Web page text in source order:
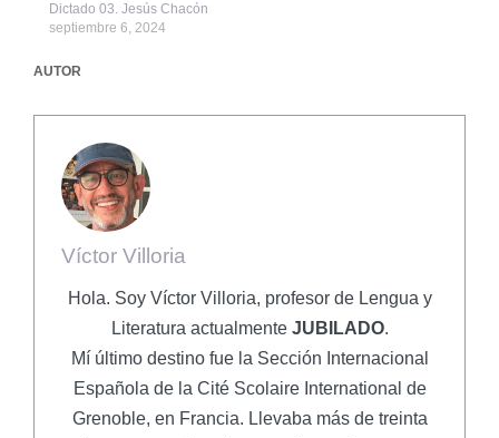
Dictado 03. Jesús Chacón
septiembre 6, 2024
AUTOR
Víctor Villoria
Hola. Soy Víctor Villoria, profesor de Lengua y
Literatura actualmente JUBILADO.
Mí último destino fue la Sección Internacional
Española de la Cité Scolaire International de
Grenoble, en Francia. Llevaba más de treinta